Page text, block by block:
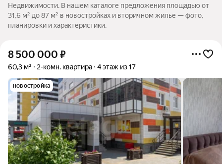
Недвижимости. В нашем каталоге предложения площадью от
31,6 м² до 87 м² в новостройках и вторичном жилье — фото,
планировки и характеристики.
8 500 000 ₽
60,3 м² 2-комн. квартира 4 этаж из 17
новостройка